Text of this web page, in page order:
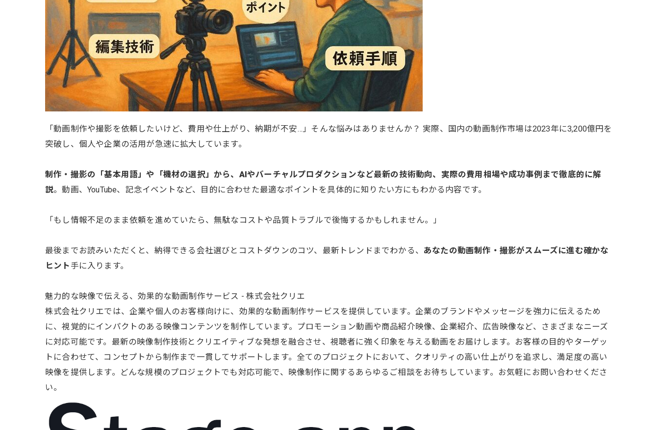
「動画制作や撮影を依頼したいけど、費用や仕上がり、納期が不安…」そんな悩みはありませんか？ 実際、国内の動画制作市場は2023年に3,200億円を
突破し、個人や企業の活用が急速に拡大しています。
制作・撮影の「基本用語」や「機材の選択」から、AIやバーチャルプロダクションなど最新の技術動向、実際の費用相場や成功事例まで徹底的に解
説。動画、YouTube、記念イベントなど、目的に合わせた最適なポイントを具体的に知りたい方にもわかる内容です。
「もし情報不足のまま依頼を進めていたら、無駄なコストや品質トラブルで後悔するかもしれません。」
最後までお読みいただくと、納得できる会社選びとコストダウンのコツ、最新トレンドまでわかる、 あなたの動画制作・撮影がスムーズに進む確かな
ヒント 手に入ります。
魅力的な映像で伝える、効果的な動画制作サービス - 株式会社クリエ
株式会社クリエでは、企業や個人のお客様向けに、効果的な動画制作サービスを提供しています。企業のブランドやメッセージを強力に伝えるため
に、視覚的にインパクトのある映像コンテンツを制作しています。プロモーション動画や商品紹介映像、企業紹介、広告映像など、さまざまなニーズ
に対応可能です。最新の映像制作技術とクリエイティブな発想を融合させ、視聴者に強く印象を与える動画をお届けします。お客様の目的やターゲッ
トに合わせて、コンセプトから制作まで一貫してサポートします。全てのプロジェクトにおいて、クオリティの高い仕上がりを追求し、満足度の高い
映像を提供します。どんな規模のプロジェクトでも対応可能で、映像制作に関するあらゆるご相談をお待ちしています。お気軽にお問い合わせくださ
い。